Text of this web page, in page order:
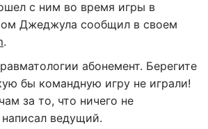
с ним во время игры в
Джеджула сообщил в своем
.
абонемент. Берегите
бы командную игру не играли!
за то, что ничего не
ведущий.